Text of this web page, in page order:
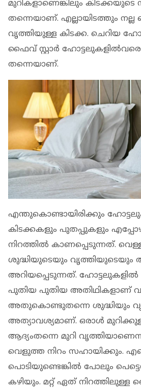
മുറികളാണെങ്കിലും കിടക്കയുടെ
തന്നെയാണ്. എല്ലായിടത്തും
വൃത്തിയുള്ള കിടക്ക. ചെറിയ
ഫൈവ് സ്റ്റാര്‍
തന്നെയാണ്.
എന്തുകൊണ്ടായിരിക്കും
കിടക്കകളും പുതപ്പുകളും
നിറത്തില്‍ കാണപ്പെടുന്നത്.
ശുദ്ധിയുടെയും വൃത്തിയുടെയും
അറിയപ്പെടുന്നത്.
പുതിയ പുതിയ അതിഥികളാണ്
അതുകൊണ്ടുതന്നെ ശുദ്ധിയും
അത്യാവശ്യമാണ്. ഒരാള്‍
ആദ്യംതന്നെ മുറി
വെളുത്ത നിറം സഹായിക്കും.
പൊടിയുണ്ടെങ്കില്‍ പോലും
കഴിയും. മറ്റ് ഏത് നിറത്തിലുള്ള